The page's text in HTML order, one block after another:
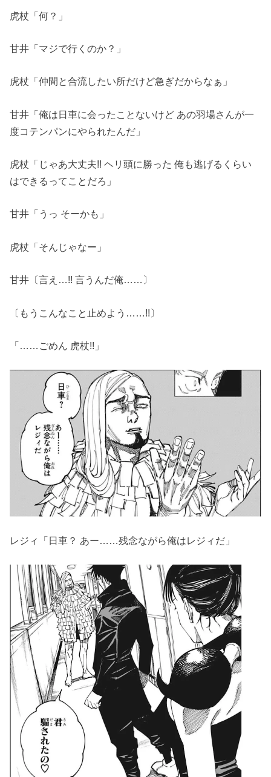
虎杖「何？」
甘井「マジで行くのか？」
虎杖「仲間と合流したい所だけど急ぎだからなぁ」
甘井「俺は日車に会ったことないけど あの羽場さんが一
度コテンパンにやられたんだ」
虎杖「じゃあ大丈夫!! ヘリ頭に勝った 俺も逃げるくらい
はできるってことだろ」
甘井「うっ そーかも」
虎杖「そんじゃなー」
甘井〔言え…!! 言うんだ俺……〕
〔もうこんなこと止めよう……!!〕
「……ごめん 虎杖!!」
レジィ「日車？ あー……残念ながら俺はレジィだ」